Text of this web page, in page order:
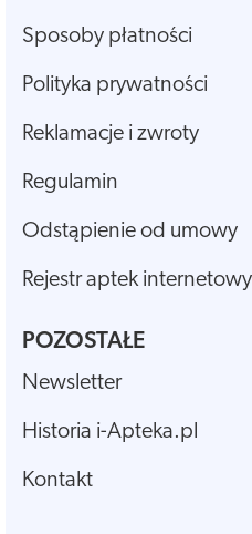
Sposoby płatności
Polityka prywatności
Reklamacje i zwroty
Regulamin
Odstąpienie od umowy
Rejestr aptek
POZOSTAŁE
Newsletter
Historia i-Apteka.pl
Kontakt